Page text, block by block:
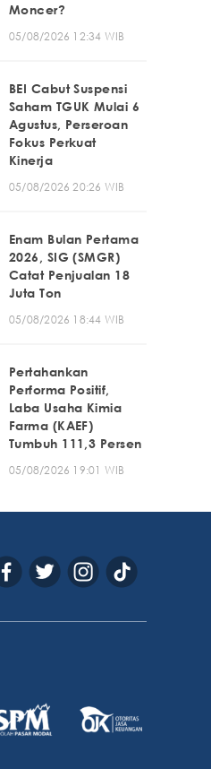
Moncer?
05/08/2026 12:34 WIB
BEI Cabut Suspensi
Saham TGUK Mulai 6
Agustus, Perseroan
Fokus Perkuat
Kinerja
05/08/2026 20:26 WIB
Enam Bulan Pertama
2026, SIG (SMGR)
Catat Penjualan 18
Juta Ton
05/08/2026 18:44 WIB
Pertahankan
Performa Positif,
Laba Usaha Kimia
Farma (KAEF)
Tumbuh 111,3 Persen
05/08/2026 19:01 WIB